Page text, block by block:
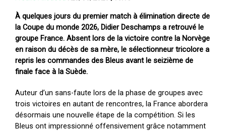
À quelques jours du premier match à élimination directe de
la Coupe du monde 2026, Didier Deschamps a retrouvé le
groupe France. Absent lors de la victoire contre la Norvège
en raison du décès de sa mère, le sélectionneur tricolore a
repris les commandes des Bleus avant le seizième de
finale face à la Suède.
Auteur d’un sans-faute lors de la phase de groupes avec
trois victoires en autant de rencontres, la France abordera
désormais une nouvelle étape de la compétition. Si les
Bleus ont impressionné offensivement grâce notamment